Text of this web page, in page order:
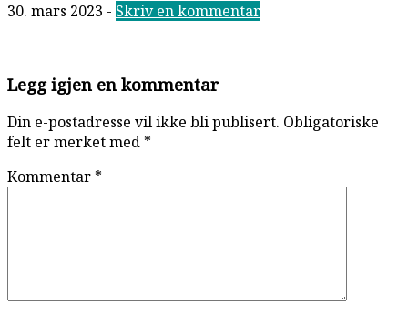
30. mars 2023 - Skriv en kommentar
Reader
Interactions
Legg igjen en kommentar
Din e-postadresse vil ikke bli publisert. Obligatoriske
felt er merket med *
Kommentar *